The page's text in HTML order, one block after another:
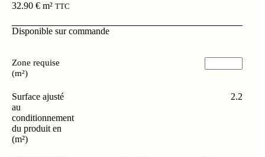
32.90 € m² TTC
Disponible sur commande
Zone requise
(m²)
Surface ajusté
au
conditionnement
du produit en
(m²)
2.2